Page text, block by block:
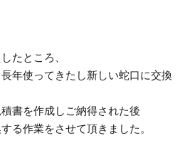
たところ、
長年使ってきたし新しい蛇口に交換
書を作成しご納得された後
る作業をさせて頂きました。